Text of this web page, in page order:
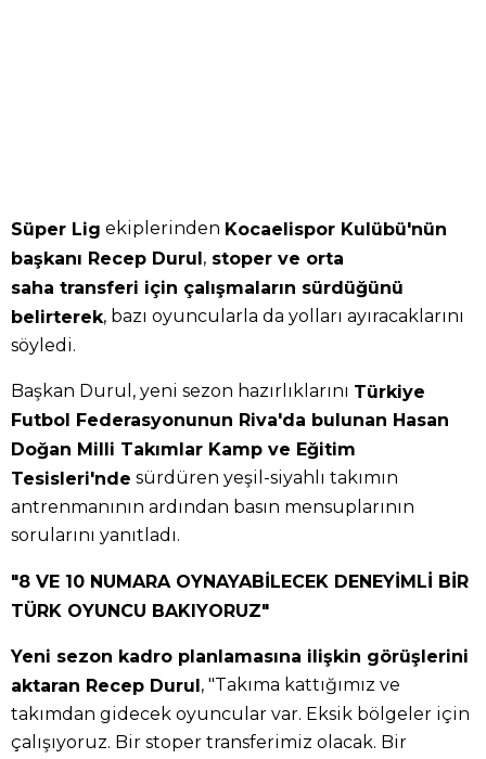
Süper Lig ekiplerinden Kocaelispor Kulübü'nün
başkanı Recep Durul, stoper ve orta
saha transferi için çalışmaların sürdüğünü
belirterek, bazı oyuncularla da yolları ayıracaklarını
söyledi.
Başkan Durul, yeni sezon hazırlıklarını Türkiye
Futbol Federasyonunun Riva'da bulunan Hasan
Doğan Milli Takımlar Kamp ve Eğitim
Tesisleri'nde sürdüren yeşil-siyahlı takımın
antrenmanının ardından basın mensuplarının
sorularını yanıtladı.
"8 VE 10 NUMARA OYNAYABİLECEK DENEYİMLİ BİR
TÜRK OYUNCU BAKIYORUZ"
Yeni sezon kadro planlamasına ilişkin görüşlerini
aktaran Recep Durul, "Takıma kattığımız ve
takımdan gidecek oyuncular var. Eksik bölgeler için
çalışıyoruz. Bir stoper transferimiz olacak. Bir